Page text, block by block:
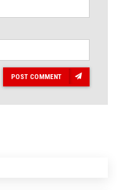
POST COMMENT